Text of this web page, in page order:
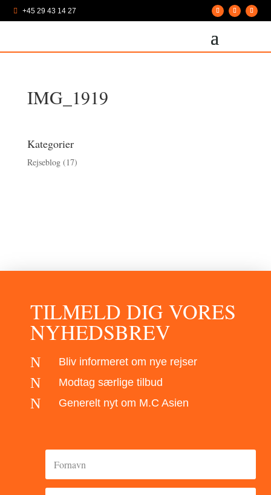
+45 29 43 14 27
IMG_1919
Kategorier
Rejseblog(17)
TILMELD DIG VORES
NYHEDSBREV
N Bliv informeret om nye rejser
N Modtag særlige tilbud
N Generelt nyt om M.C Asien